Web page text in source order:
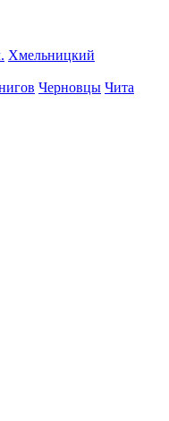
Хмельницкий
Черновцы Чита